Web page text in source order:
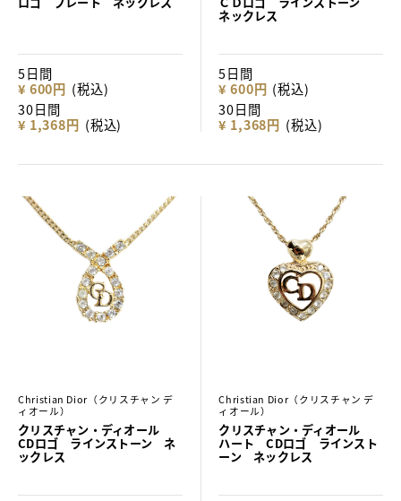
5日間
¥ 600円 (税込)
30日間
¥ 1,368円 (税込)
ネックレス
5日間
¥ 600円 (税込)
30日間
¥ 1,368円 (税込)
Christian Dior（クリスチャン デ
ィオール）
クリスチャン・ディオール
CDロゴ ラインストーン ネ
ックレス
Christian Dior（クリスチャン デ
ィオール）
クリスチャン・ディオール
ハート CDロゴ ラインスト
ーン ネックレス